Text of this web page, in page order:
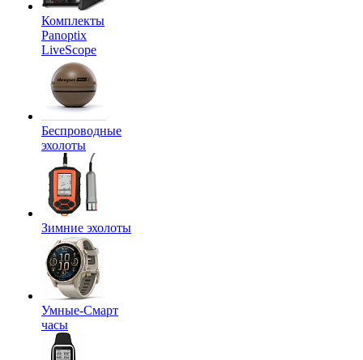
Комплекты
Panoptix
LiveScope
Беспроводные
эхолоты
Зимние эхолоты
Умные-Смарт
часы